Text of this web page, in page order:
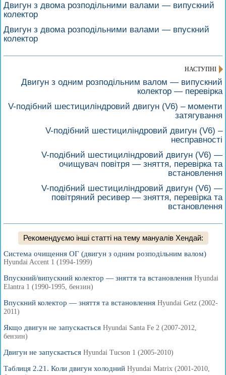
Двигун з двома розподільними валами — випускний
колектор
Двигун з двома розподільними валами — впускний
колектор
НАСТУПНІ
Двигун з одним розподільним валом — випускний
колектор — перевірка
V-подібний шестициліндровий двигун (V6) – моменти
затягування
V-подібний шестициліндровий двигун (V6) –
несправності
V-подібний шестициліндровий двигун (V6) —
очищувач повітря — зняття, перевірка та
встановлення
V-подібний шестициліндровий двигун (V6) —
повітряний ресивер — зняття, перевірка та
встановлення
Рекомендуємо інші статті на тему мануалів Хендай:
Система очищення ОГ (двигун з одним розподільним валом)
Hyundai Accent 1 (1994-1999)
Впускний/випускний колектор — зняття та встановлення Hyundai
Elantra 1 (1990-1995, бензин)
Впускний колектор — зняття та встановлення Hyundai Getz (2002-
2011)
Якщо двигун не запускається Hyundai Santa Fe 2 (2007-2012,
бензин)
Двигун не запускається Hyundai Tucson 1 (2005-2010)
Таблиця 2.21. Коли двигун холодний Hyundai Matrix (2001-2010,